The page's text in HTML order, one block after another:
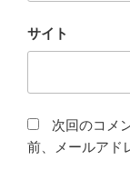
サイト
次回のコメ
前、メールアド